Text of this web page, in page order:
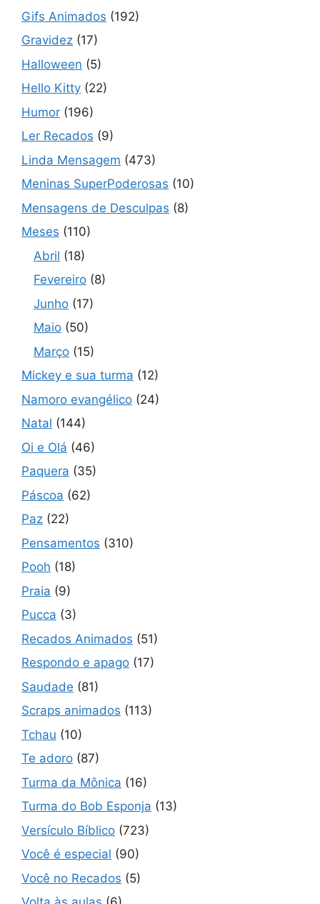
Gifs Animados (192)
Gravidez (17)
Halloween (5)
Hello Kitty (22)
Humor (196)
Ler Recados (9)
Linda Mensagem (473)
Meninas SuperPoderosas (10)
Mensagens de Desculpas (8)
Meses (110)
Abril (18)
Fevereiro (8)
Junho (17)
Maio (50)
Março (15)
Mickey e sua turma (12)
Namoro evangélico (24)
Natal (144)
Oi e Olá (46)
Paquera (35)
Páscoa (62)
Paz (22)
Pensamentos (310)
Pooh (18)
Praia (9)
Pucca (3)
Recados Animados (51)
Respondo e apago (17)
Saudade (81)
Scraps animados (113)
Tchau (10)
Te adoro (87)
Turma da Mônica (16)
Turma do Bob Esponja (13)
Versículo Bíblico (723)
Você é especial (90)
Você no Recados (5)